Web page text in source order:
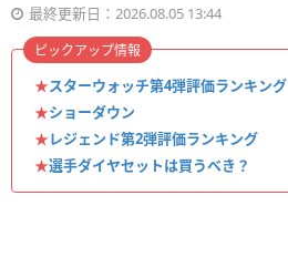
最終更新日：2026.08.05 13:44
★スターウォッチ第4弾評価ランキング
★ショーダウン
★レジェンド第2弾評価ランキング
★選手ダイヤセットは買うべき？
ピックアップ情報